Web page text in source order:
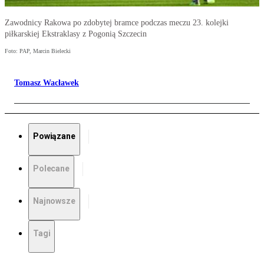
Zawodnicy Rakowa po zdobytej bramce podczas meczu 23. kolejki
piłkarskiej Ekstraklasy z Pogonią Szczecin
Foto: PAP, Marcin Bielecki
Tomasz Wacławek
Powiązane
Polecane
Najnowsze
Tagi